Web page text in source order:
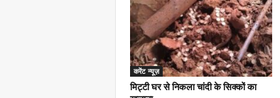
करेंट न्यूज़
मिट्टी घर से निकला चांदी के सिक्कों का